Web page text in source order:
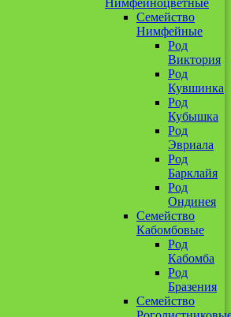
Нимфейноцветные
Семейство
Нимфейные
Род
Виктория
Род
Кувшинка
Род
Кубышка
Род
Эвриала
Род
Барклайя
Род
Ондинея
Семейство
Кабомбовые
Род
Кабомба
Род
Бразения
Семейство